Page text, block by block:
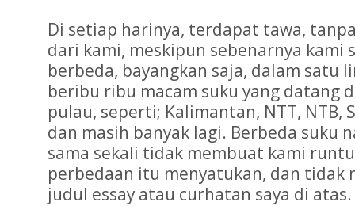
Di setiap harinya, terdapat tawa,
dari kami, meskipun sebenarnya kami
berbeda, bayangkan saja, dalam satu
beribu ribu macam suku yang datang
pulau, seperti; Kalimantan, NTT, NTB,
dan masih banyak lagi. Berbeda suku
sama sekali tidak membuat kami
perbedaan itu menyatukan, dan tidak
judul essay atau curhatan saya di atas.